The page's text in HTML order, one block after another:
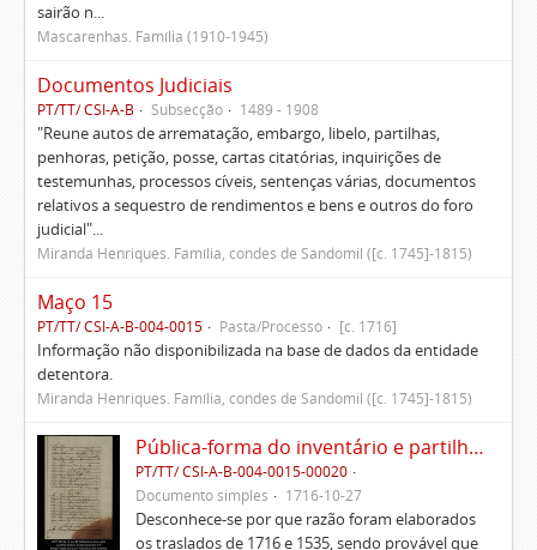
sairão n...
Mascarenhas. Família (1910-1945)
Documentos Judiciais
PT/TT/ CSI-A-B Subsecção 1489 - 1908
"Reune autos de arrematação, embargo, libelo, partilhas,
penhoras, petição, posse, cartas citatórias, inquirições de
testemunhas, processos cíveis, sentenças várias, documentos
relativos a sequestro de rendimentos e bens e outros do foro
judicial"...
Miranda Henriques. Família, condes de Sandomil ([c. 1745]-1815)
Maço 15
PT/TT/ CSI-A-B-004-0015 Pasta/Processo [c. 1716]
Informação não disponibilizada na base de dados da entidade
detentora.
Miranda Henriques. Família, condes de Sandomil ([c. 1745]-1815)
Pública-forma do inventário e partilhas dos bens de Vasco Queimado
PT/TT/ CSI-A-B-004-0015-00020
Documento simples
1716-10-27
Desconhece-se por que razão foram elaborados
os traslados de 1716 e 1535, sendo provável que